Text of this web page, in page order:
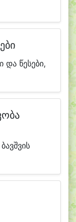
და წესები,